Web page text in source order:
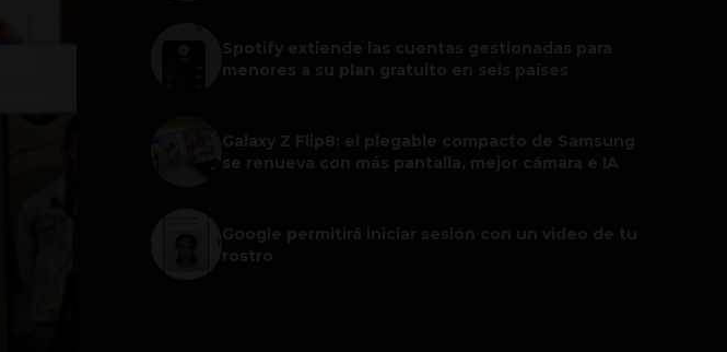
Spotify extiende las cuentas gestionadas para
menores a su plan gratuito en seis países
Galaxy Z Flip8: el plegable compacto de Samsung
se renueva con más pantalla, mejor cámara e IA
Google permitirá iniciar sesión con un video de tu
rostro